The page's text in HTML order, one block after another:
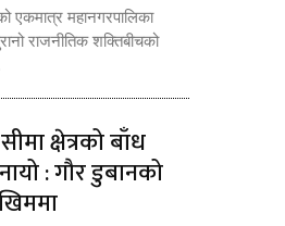
महानगरपालिका
राजनीतिक शक्तिबीचको
क्षेत्रको बाँध
: गौर डुबानको